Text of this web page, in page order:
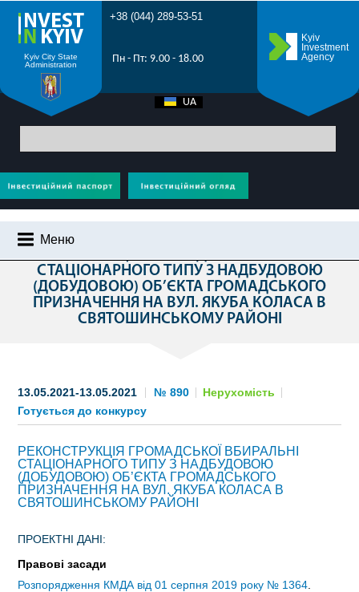
Kyiv City State
Administration
+38 (044) 289-53-51
Пн - Пт: 9.00 - 18.00
Kyiv
Investment
Agency
UA
Меню
ЧОМУ КИЇВ?
ІНВЕСТИЦІЙНИЙ ПОТЕНЦІАЛ КИЄВА
СТАТИ ІНВЕСТОРОМ
ІНВЕСТУВАТИ ІДЕЇ
ГІД ДЛЯ ІНВЕСТОРІВ
ПРОЕКТИ МІСТА
Головна> Усі проекти Нерухомість> Реконструкція громадської
громадського призначення на вул. Якуба Коласа в Святошинському районі
СТАЦІОНАРНОГО ТИПУ З НАДБУДОВОЮ
(ДОБУДОВОЮ) ОБ’ЄКТА ГРОМАДСЬКОГО
ПРИЗНАЧЕННЯ НА ВУЛ. ЯКУБА КОЛАСА В
СВЯТОШИНСЬКОМУ РАЙОНІ
13.05.2021-13.05.2021 № 890
Нерухомість
Готується до конкурсу
РЕКОНСТРУКЦІЯ ГРОМАДСЬКОЇ ВБИРАЛЬНІ
СТАЦІОНАРНОГО ТИПУ З НАДБУДОВОЮ
(ДОБУДОВОЮ) ОБ’ЄКТА ГРОМАДСЬКОГО
ПРИЗНАЧЕННЯ НА ВУЛ. ЯКУБА КОЛАСА В
СВЯТОШИНСЬКОМУ РАЙОНІ
ПРОЕКТНІ ДАНІ:
Правові засади
Розпорядження КМДА від 01 серпня 2019 року № 1364